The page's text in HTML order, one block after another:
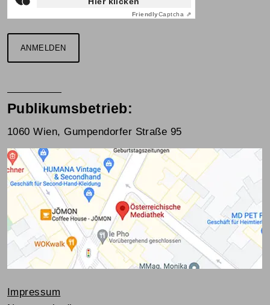
FriendlyCaptcha ⇗
ANMELDEN
Publikumsbetrieb:
1060 Wien, Gumpendorfer Straße 95
Impressum